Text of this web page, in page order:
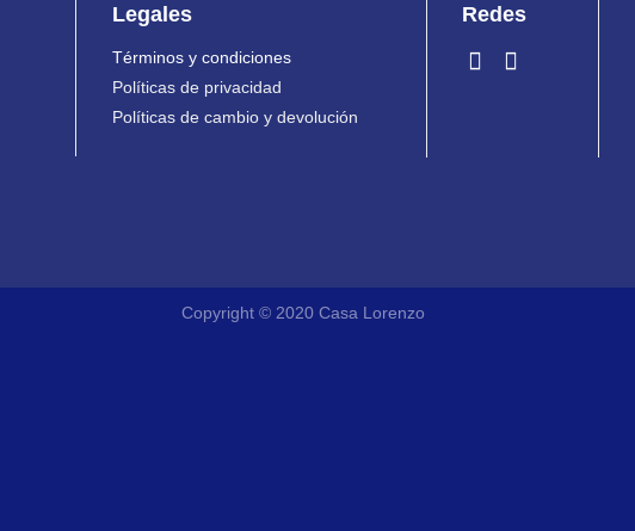
Legales
Términos y condiciones
Políticas de privacidad
Políticas de cambio y devolución
Redes
Copyright © 2020 Casa Lorenzo